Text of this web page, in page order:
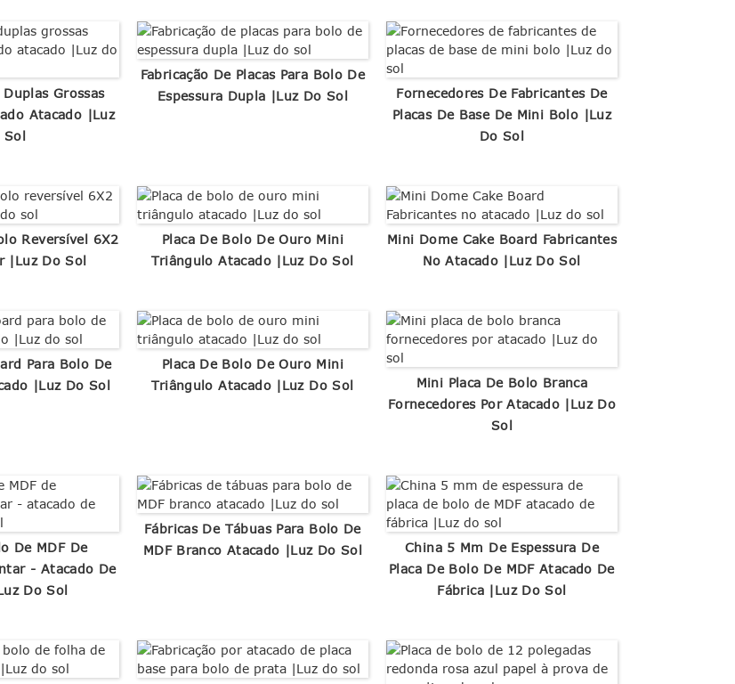
Grossas
Atacado |Luz
Sol
Fabricação De Placas Para Bolo De
Espessura Dupla |Luz Do Sol
Fornecedores De Fabricantes De
Placas De Base De Mini Bolo |Luz
Do Sol
Reversível 6X2
|Luz Do Sol
Placa De Bolo De Ouro Mini
Triângulo Atacado |Luz Do Sol
Mini Dome Cake Board Fabricantes
No Atacado |Luz Do Sol
Para Bolo De
|Luz Do Sol
Placa De Bolo De Ouro Mini
Triângulo Atacado |Luz Do Sol
Mini Placa De Bolo Branca
Fornecedores Por Atacado |Luz Do
Sol
De MDF De
- Atacado De
Do Sol
Fábricas De Tábuas Para Bolo De
MDF Branco Atacado |Luz Do Sol
China 5 Mm De Espessura De
Placa De Bolo De MDF Atacado De
Fábrica |Luz Do Sol